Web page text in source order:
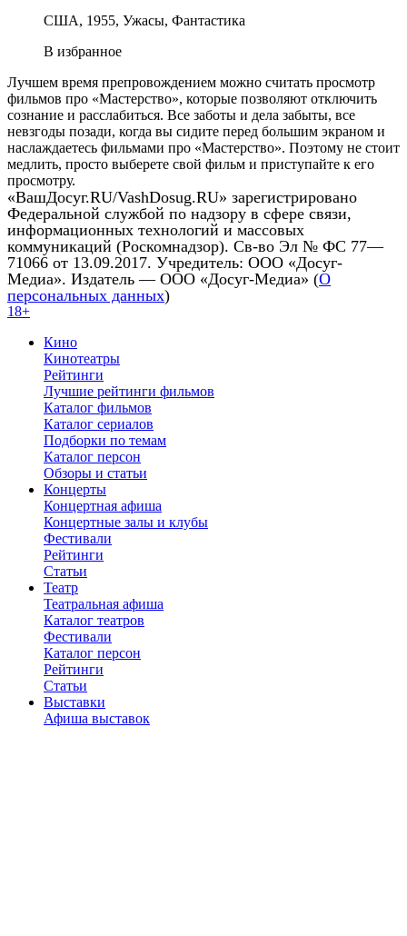
США, 1955, Ужасы, Фантастика
В избранное
Лучшем время препровождением можно считать просмотр
фильмов про «Мастерство», которые позволяют отключить
сознание и расслабиться. Все заботы и дела забыты, все
невзгоды позади, когда вы сидите перед большим экраном и
наслаждаетесь фильмами про «Мастерство». Поэтому не стоит
медлить, просто выберете свой фильм и приступайте к его
просмотру.
«ВашДосуг.RU/VashDosug.RU» зарегистрировано
Федеральной службой по надзору в сфере связи,
информационных технологий и массовых
коммуникаций (Роскомнадзор). Св-во Эл № ФС 77—
71066 от 13.09.2017. Учредитель: ООО «Досуг-
Медиа». Издатель — ООО «Досуг-Медиа» (О
персональных данных)
18+
Кино
Кинотеатры
Рейтинги
Лучшие рейтинги фильмов
Каталог фильмов
Каталог сериалов
Подборки по темам
Каталог персон
Обзоры и статьи
Концерты
Концертная афиша
Концертные залы и клубы
Фестивали
Рейтинги
Статьи
Театр
Театральная афиша
Каталог театров
Фестивали
Каталог персон
Рейтинги
Статьи
Выставки
Афиша выставок